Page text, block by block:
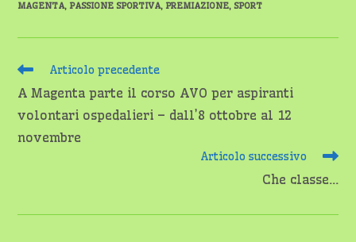
MAGENTA, PASSIONE SPORTIVA, PREMIAZIONE, SPORT
Leggi
articoli
Articolo precedente
A Magenta parte il corso AVO per aspiranti
volontari ospedalieri – dall’8 ottobre al 12
novembre
Articolo successivo
Che classe…